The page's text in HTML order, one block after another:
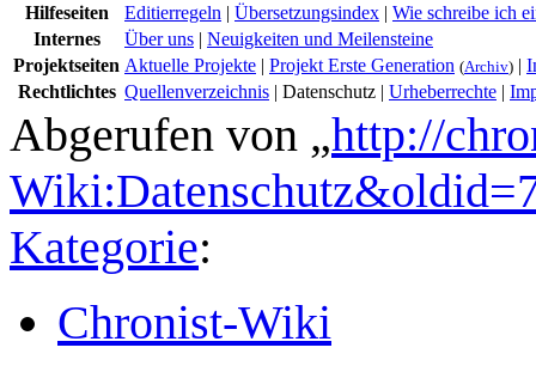
Hilfeseiten Editierregeln | Übersetzungsindex | Wie schreibe ich
Internes
Über uns | Neuigkeiten und Meilensteine
Projektseiten Aktuelle Projekte | Projekt Erste Generation (Archiv) |
Rechtlichtes Quellenverzeichnis | Datenschutz | Urheberrechte |
Abgerufen von „http://
Kategorie:
Chronist-Wiki